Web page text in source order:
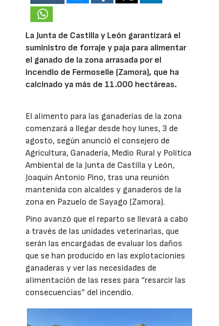
La Junta de Castilla y León garantizará el
suministro de forraje y paja para alimentar
el ganado de la zona arrasada por el
incendio de Fermoselle (Zamora), que ha
calcinado ya más de 11.000 hectáreas.
El alimento para las ganaderías de la zona
comenzará a llegar desde hoy lunes, 3 de
agosto, según anunció el consejero de
Agricultura, Ganadería, Medio Rural y Política
Ambiental de la Junta de Castilla y León,
Joaquín Antonio Pino, tras una reunión
mantenida con alcaldes y ganaderos de la
zona en Pazuelo de Sayago (Zamora).
Pino avanzó que el reparto se llevará a cabo
a través de las unidades veterinarias, que
serán las encargadas de evaluar los daños
que se han producido en las explotacionies
ganaderas y ver las necesidades de
alimentación de las reses para “resarcir las
consecuencias” del incendio.